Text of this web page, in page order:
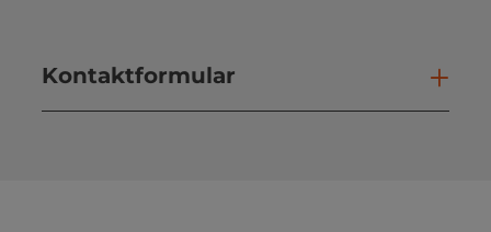
Kontaktformular